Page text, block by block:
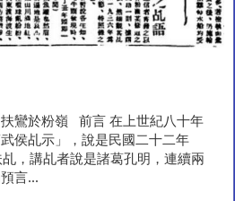
鸞於粉嶺 前言 在上世紀八十年
侯乩示」，說是民國二十二年
乩，講乩者說是諸葛孔明，連續兩
言...